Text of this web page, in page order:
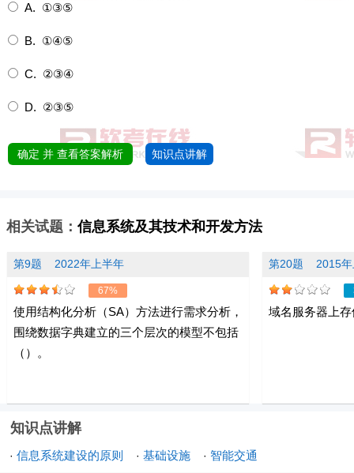
A. ①③⑤
B. ①④⑤
C. ②③④
D. ②③⑤
确定 并 查看答案解析 知识点讲解
相关试题： 信息系统及其技术和开发方法
第9题 2022年上半年
67%
使用结构化分析（SA）方法进行需求分析，
围绕数据字典建立的三个层次的模型不包括
（）。
第20题 2015
域名服务器上
知识点讲解
· 信息系统建设的原则 · 基础设施 · 智能交通